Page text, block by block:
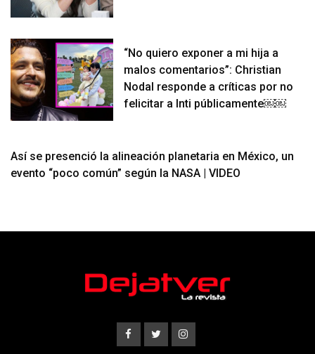
“No quiero exponer a mi hija a
malos comentarios”: Christian
Nodal responde a críticas por no
felicitar a Inti públicamente￼￼
Así se presenció la alineación planetaria en México, un
evento “poco común” según la NASA | VIDEO